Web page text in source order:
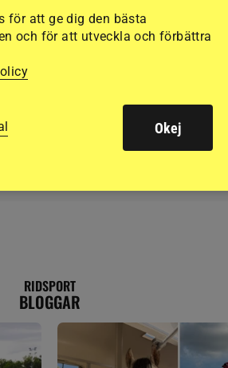
Dubbelt upp för Anna
Freskgård i
säsongspremiären
RIDSPORT
BLOGGAR
för att ge dig den bästa
och för att utveckla och förbättra
Okej